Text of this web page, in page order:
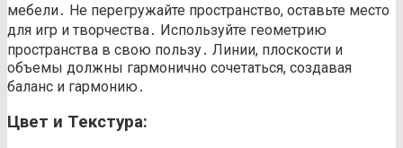
мебели․ Не перегружайте пространство, оставьте место
для игр и творчества․ Используйте геометрию
пространства в свою пользу․ Линии, плоскости и
объемы должны гармонично сочетаться, создавая
баланс и гармонию․
Цвет и Текстура: